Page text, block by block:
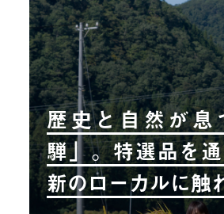
歴史と自然が息
騨」。特選品を
新のローカルに触